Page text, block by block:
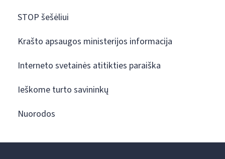
STOP šešėliui
Krašto apsaugos ministerijos informacija
Interneto svetainės atitikties paraiška
Ieškome turto savininkų
Nuorodos